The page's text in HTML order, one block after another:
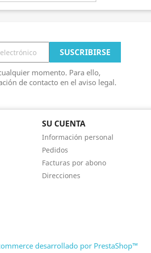
momento. Para ello,
de contacto en el aviso legal.
SU CUENTA
Información personal
Pedidos
Facturas por abono
Direcciones
desarrollado por PrestaShop™